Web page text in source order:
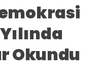
Okundu